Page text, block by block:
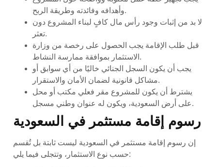
وأهدافه وفائدته وطريقة الربح.
لا بد من إثبات وجود رأس مال كافٍ لبناء المشروع دون
تعثر.
قبل طلب الإقامة يجب الحصول على رخصة من وزارة
الاستثمار بموافقة ممارسة النشاط.
يجب أن يكون السجل الجنائي خاليًا من أي سوابق أو
مشاكل قانونية لضمان الأمان والاستقرار.
يشترط أن يكون للمشروع مقر فعلي مكتب أو محل
على أرض السعودية، ويكون له عنوان وطني مسجل.
رسوم إقامة مستثمر في السعودية
إن رسوم إقامة مستثمر في السعودية ليست ثابتة بل تُقسم
حسب نوع الاستثمار، وتتجلى فيما يلي: